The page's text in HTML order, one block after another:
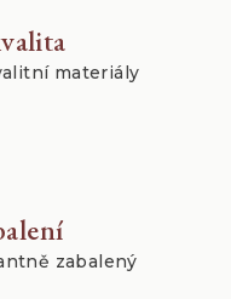
materiály
zabalený